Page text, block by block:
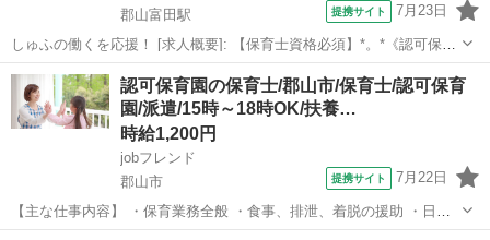
郡山富田駅
提携サイト 7月23日
しゅふの働くを応援！ [求人概要]: 【保育士資格必須】*。*《認可保育
園の保育士募集》一日8時間／中規模園／シフト相談可／即日勤務スタ
ート／時給1350円～1500円 [職種名]: 保育士・認可保育園 [勤務地・最
寄...
福島 郡山富田駅 保育士
認可保育園の保育士/郡山市/保育士/認可保育
園/派遣/15時～18時OK/扶養…
時給1,200円
jobフレンド
郡山市
提携サイト 7月22日
【主な仕事内容】 ・保育業務全般 ・食事、排泄、着脱の援助 ・日々
の活動の提供 ・環境整備、衛生管理 ・保護者対応 ・帳票の作成 ・事